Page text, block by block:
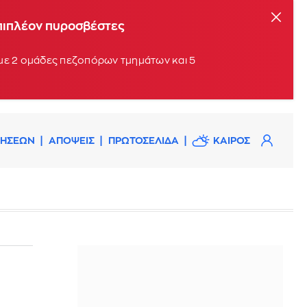
πυροσβέστες
2 ομάδες πεζοπόρων τμημάτων και 5
ΑΠΟΨΕΙΣ ΠΡΩΤΟΣΕΛΙΔΑ ΚΑΙΡΟΣ